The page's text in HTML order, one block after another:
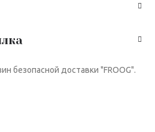
безопасной доставки "FROOG".